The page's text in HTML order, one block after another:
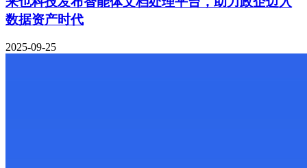
数据资产时代
2025-09-25